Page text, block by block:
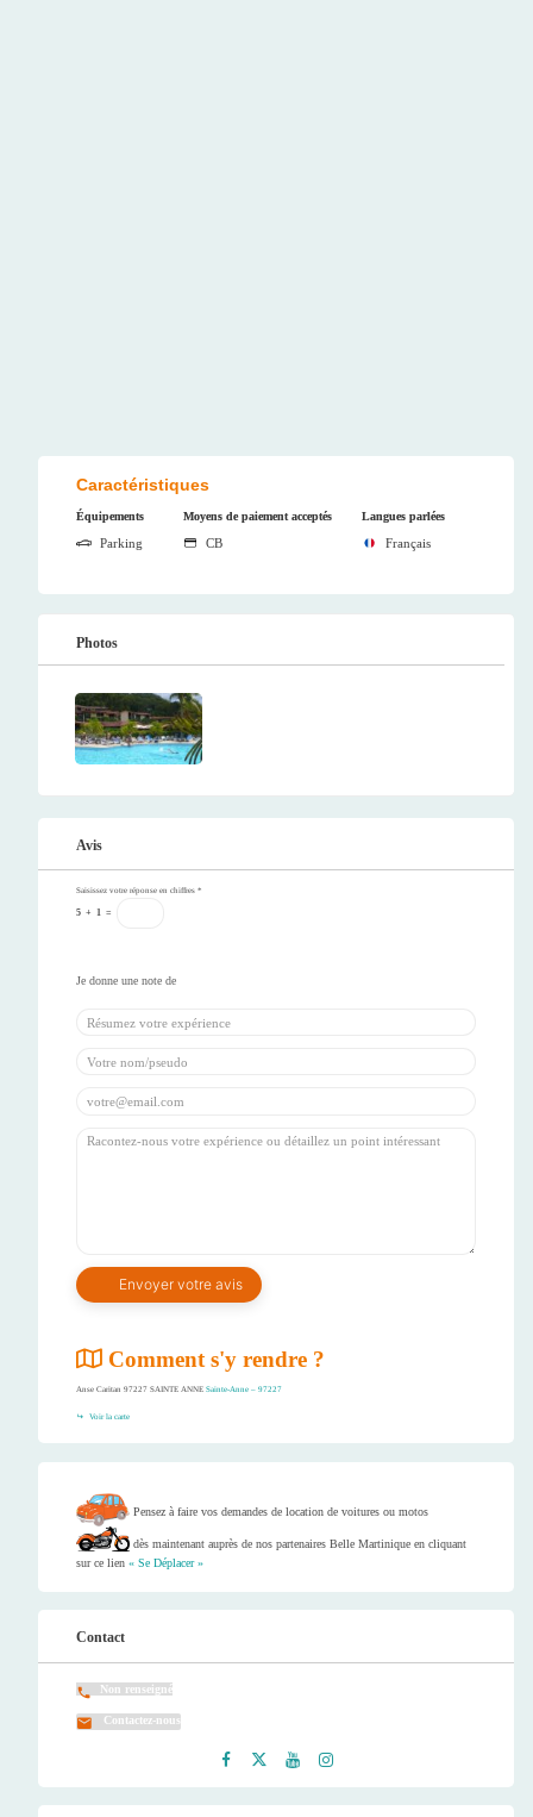
Caractéristiques
Équipements
Parking
Moyens de paiement acceptés
CB
Langues parlées
Français
Photos
Avis
Saisissez votre réponse en chiffres *
5 + 1 =
Comment s'y rendre ?
Anse Caritan 97227 SAINTE ANNE Sainte-Anne – 97227
Voir la carte
Pensez à faire vos demandes de location de voitures ou motos
dès maintenant auprès de nos partenaires Belle Martinique en cliquant
sur ce lien « Se Déplacer »
Contact
Non renseigné
Contactez-nous